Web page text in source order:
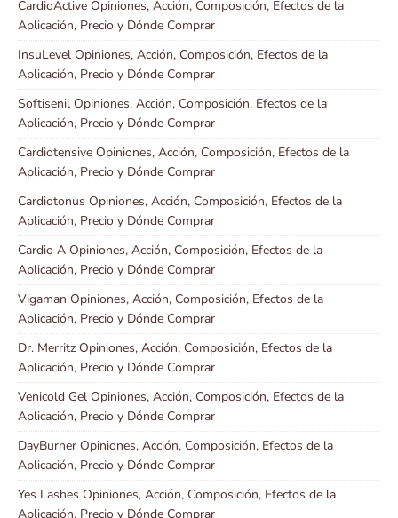
CardioActive Opiniones, Acción, Composición, Efectos de la
Aplicación, Precio y Dónde Comprar
InsuLevel Opiniones, Acción, Composición, Efectos de la
Aplicación, Precio y Dónde Comprar
Softisenil Opiniones, Acción, Composición, Efectos de la
Aplicación, Precio y Dónde Comprar
Cardiotensive Opiniones, Acción, Composición, Efectos de la
Aplicación, Precio y Dónde Comprar
Cardiotonus Opiniones, Acción, Composición, Efectos de la
Aplicación, Precio y Dónde Comprar
Cardio A Opiniones, Acción, Composición, Efectos de la
Aplicación, Precio y Dónde Comprar
Vigaman Opiniones, Acción, Composición, Efectos de la
Aplicación, Precio y Dónde Comprar
Dr. Merritz Opiniones, Acción, Composición, Efectos de la
Aplicación, Precio y Dónde Comprar
Venicold Gel Opiniones, Acción, Composición, Efectos de la
Aplicación, Precio y Dónde Comprar
DayBurner Opiniones, Acción, Composición, Efectos de la
Aplicación, Precio y Dónde Comprar
Yes Lashes Opiniones, Acción, Composición, Efectos de la
Aplicación, Precio y Dónde Comprar